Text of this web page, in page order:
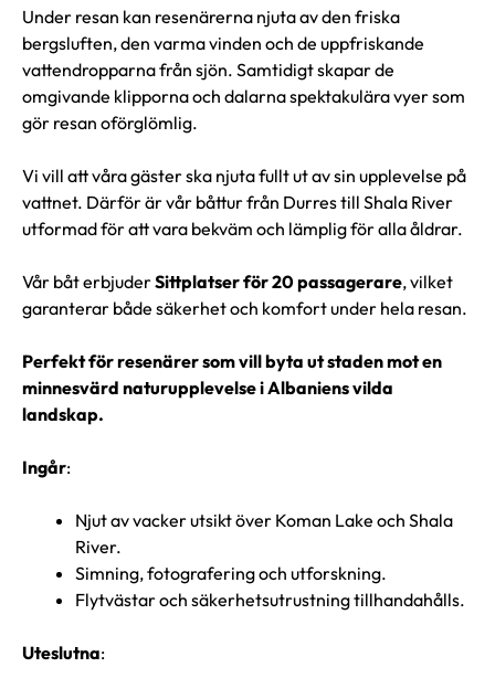
Under resan kan resenärerna njuta av den friska
bergsluften, den varma vinden och de uppfriskande
vattendropparna från sjön. Samtidigt skapar de
omgivande klipporna och dalarna spektakulära vyer som
gör resan oförglömlig.
Vi vill att våra gäster ska njuta fullt ut av sin upplevelse på
vattnet. Därför är vår båttur från Durres till Shala River
utformad för att vara bekväm och lämplig för alla åldrar.
Vår båt erbjuderSittplatser för 20 passagerare, vilket
garanterar både säkerhet och komfort under hela resan.
Perfekt för resenärer som vill byta ut staden mot en
minnesvärd naturupplevelse i Albaniens vilda
landskap.
Ingår:
Njut av vacker utsikt över Koman Lake och Shala
River.
Simning, fotografering och utforskning.
Flytvästar och säkerhetsutrustning tillhandahålls.
Uteslutna: